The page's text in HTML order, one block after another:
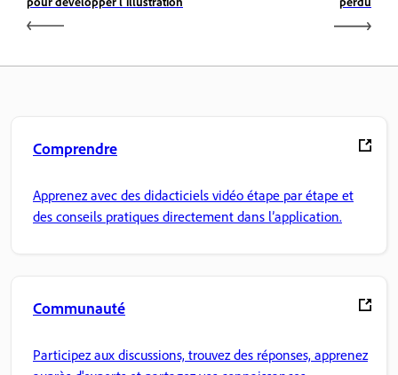
Comprendre
Apprenez avec des didacticiels vidéo étape par étape et
des conseils pratiques directement dans l’application.
Communauté
Participez aux discussions, trouvez des réponses, apprenez